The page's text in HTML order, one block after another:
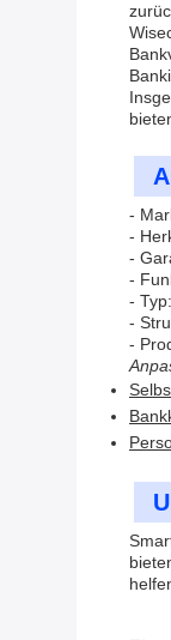
-
-
-
-
-
-
-